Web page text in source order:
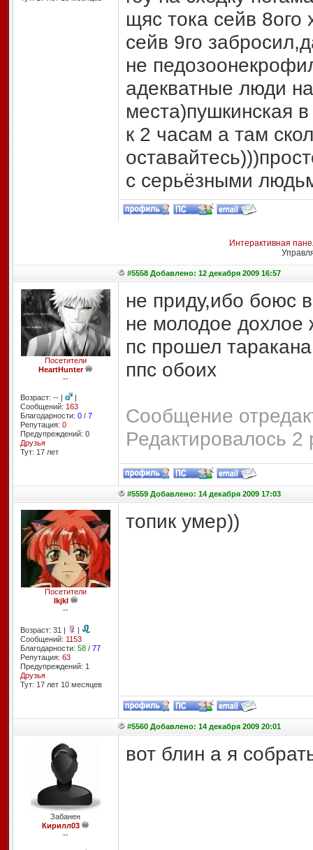
щяс тока сейв
сейв 9го
не
адекватные люди
места)пушкинская
к 2 часам а там
с серьёзными
Интерактивная
#5558 Добавлено: 12 декабря 2009 16:57
Посетители
HeartHunter
--
Возраст: -- |
|
Сообщений: 163
Благодарности: 0/ 7
Репутация: 0
Предупреждений: 0
Друзья
Тут: 17 лет
не приду,ибо боюс
не молодое дохлое
пс прошел таракана
ппс обоих
Сообщение
Редактировалось 2
#5559 Добавлено: 14 декабря 2009 17:03
Посетители
lkjkl
--
Возраст: 31 |
|
Сообщений: 1153
Благодарности: 58/ 77
Репутация: 63
Предупреждений: 1
Друзья
Тут: 17 лет 10 месяцев
топик умер))
#5560 Добавлено: 14 декабря 2009 20:01
Забанен
Кирилл03
--
вот блин а я